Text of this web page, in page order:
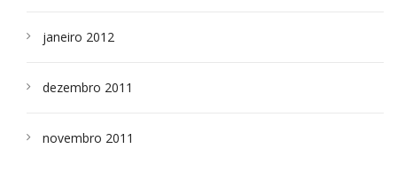
janeiro 2012
dezembro 2011
novembro 2011